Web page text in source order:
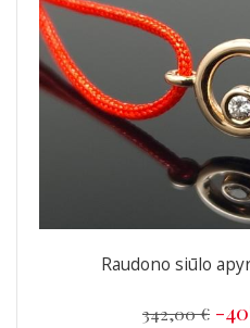
Raudono siūlo
342,00 € -